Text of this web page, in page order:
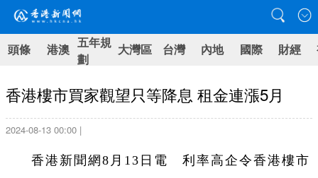
頭條 港澳 五年規
劃
大灣區 台灣 內地 國際 財經
香港樓市買家觀望只等降息 租金連漲5月
2024-08-13 00:00 |
香港新聞網8月13日電 利率高企令香港樓市